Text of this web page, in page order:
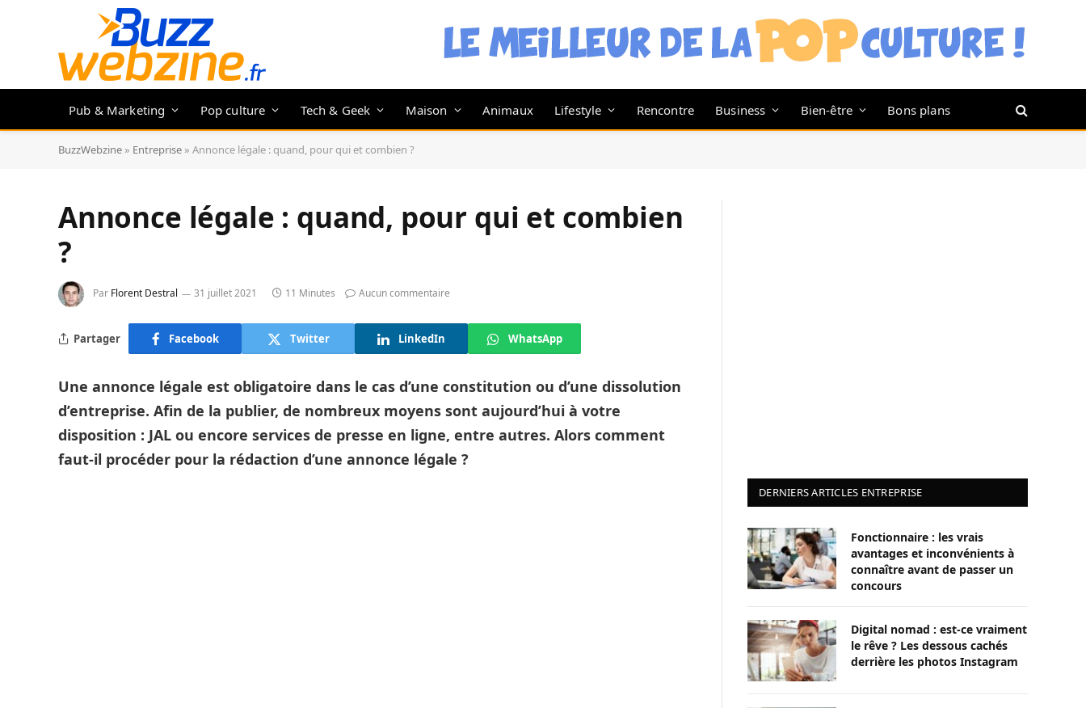
Pub & Marketing Pop culture Tech & Geek Maison Animaux Lifestyle Rencontre Business Bien-être Bons plans
BuzzWebzine » Entreprise » Annonce légale : quand, pour qui et combien ?
Annonce légale : quand, pour qui et combien
?
Par Florent Destral 31 juillet 2021 11 Minutes Aucun commentaire
Partager Facebook Twitter LinkedIn WhatsApp
Une annonce légale est obligatoire dans le cas d’une constitution ou d’une dissolution
d’entreprise. Afin de la publier, de nombreux moyens sont aujourd’hui à votre
disposition : JAL ou encore services de presse en ligne, entre autres. Alors comment
faut-il procéder pour la rédaction d’une annonce légale ?
DERNIERS ARTICLES ENTREPRISE
Fonctionnaire : les vrais
avantages et inconvénients à
connaître avant de passer un
concours
Digital nomad : est-ce vraiment
le rêve ? Les dessous cachés
derrière les photos Instagram